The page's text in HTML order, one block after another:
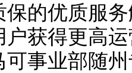
的优质服
获得更高
业部随州